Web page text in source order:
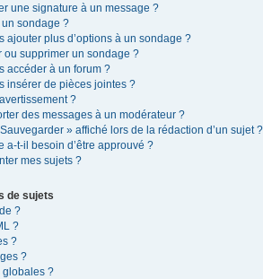
une signature à un message ?
sondage ?
ajouter plus d’options à un sondage ?
ou supprimer un sondage ?
accéder à un forum ?
insérer de pièces jointes ?
?
des messages à un modérateur ?
» affiché lors de la rédaction d’un sujet ?
a-t-il besoin d’être approuvé ?
mes sujets ?
de sujets
?
?
?
?
globales ?